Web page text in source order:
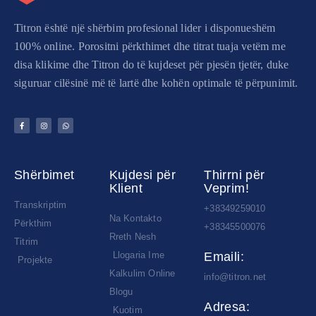
Titron është një shërbim profesional lider i disponueshëm
100% online. Porositni përkthimet dhe titrat tuaja vetëm me
disa klikime dhe Titron do të kujdeset për pjesën tjetër, duke
siguruar cilësinë më të lartë dhe kohën optimale të përpunimit.
Shërbimet
Transkriptim
Përkthim
Titrim
Projekte
Kujdesi për
Klient
Na Kontakto
Rreth Nesh
Llogaria Ime
Kalkulim Online
Blogu
Kuotim
Thirrni për
Veprim!
+38349259010
+38345500076
Emaili:
info@titron.net
Adresa: